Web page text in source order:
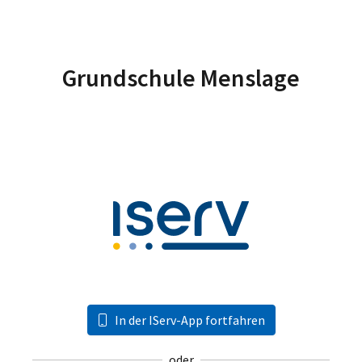
Grundschule Menslage
In der IServ-App fortfahren